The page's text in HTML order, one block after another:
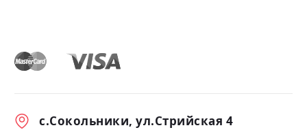
с.Сокольники, ул.Стрийская 4